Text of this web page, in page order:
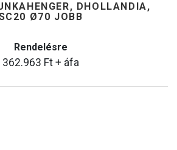
DHOLLANDIA,
Ø70 JOBB
Rendelésre
362.963 Ft + áfa